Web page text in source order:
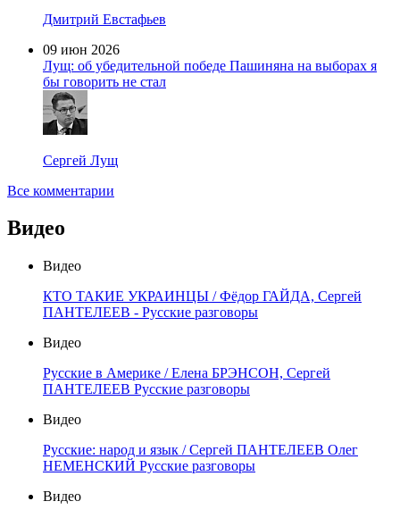
Дмитрий Евстафьев
09 июн 2026
Лущ: об убедительной победе Пашиняна на выборах я
бы говорить не стал
Сергей Лущ
Все комментарии
Видео
Видео
КТО ТАКИЕ УКРАИНЦЫ / Фёдор ГАЙДА, Сергей
ПАНТЕЛЕЕВ - Русские разговоры
Видео
Русские в Америке / Елена БРЭНСОН, Сергей
ПАНТЕЛЕЕВ Русские разговоры
Видео
Русские: народ и язык / Сергей ПАНТЕЛЕЕВ Олег
НЕМЕНСКИЙ Русские разговоры
Видео